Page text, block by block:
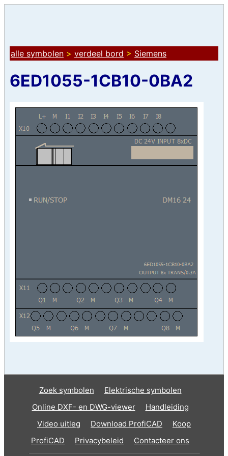
alle symbolen > verdeel bord > Siemens
6ED1055-1CB10-0BA2
Zoek symbolen
Elektrische symbolen
Online DXF- en DWG-viewer
Handleiding
Video uitleg
Download ProfiCAD
Koop
ProfiCAD
Privacybeleid Contacteer ons